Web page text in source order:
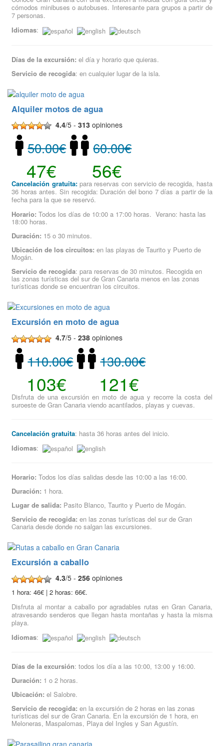
cómodos minibuses o autobuses. Interesante para grupos a partir de
7 personas.
Idiomas:
Días de la excursión: el día y horario que quieras.
Servicio de recogida: en cualquier lugar de la isla.
Alquiler motos de agua
4.4/5 -313 opiniones
50.00€
47€
60.00€
56€
Cancelación gratuita: para reservas con servicio de recogida, hasta
36 horas antes. Sin recogida: Duración del bono 7 días a partir de la
fecha para la que se reservó.
Horario:Todos los días de 10:00 a 17:00 horas. Verano: hasta las
18:00 horas.
Duración: 15 o 30 minutos.
Ubicación de los circuitos: en las playas de Taurito y Puerto de
Mogán.
Servicio de recogida: para reservas de 30 minutos. Recogida en
las zonas turísticas del sur de Gran Canaria menos en las zonas
turísticas donde se encuentran los circuitos.
Excursión en moto de agua
4.7/5 -238 opiniones
110.00€
103€
130.00€
121€
Disfruta de una excursión en moto de agua y recorre la costa del
suroeste de Gran Canaria viendo acantilados, playas y cuevas.
Cancelación gratuita: hasta 36 horas antes del inicio.
Idiomas:
Horario:Todos los días salidas desde las 10:00 a las 16:00.
Duración: 1 hora.
Lugar de salida: Pasito Blanco, Taurito y Puerto de Mogán.
Servicio de recogida: en las zonas turísticas del sur de Gran
Canaria desde donde no salgan las excursiones.
Excursión a caballo
4.3/5 -256 opiniones
1 hora: 46€ | 2 horas: 66€.
Disfruta al montar a caballo por agradables rutas en Gran Canaria,
atravesando senderos que llegan hasta montañas y hasta la misma
playa.
Idiomas:
Días de la excursión: todos los día a las 10:00, 13:00 y 16:00.
Duración: 1 o 2 horas.
Ubicación: el Salobre.
Servicio de recogida: en la excursión de 2 horas en las zonas
turísticas del sur de Gran Canaria. En la excursión de 1 hora, en
Meloneras, Maspalomas, Playa del Ingles y San Agustín.